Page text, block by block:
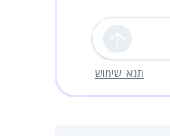
שליחה
תנאי שימוש